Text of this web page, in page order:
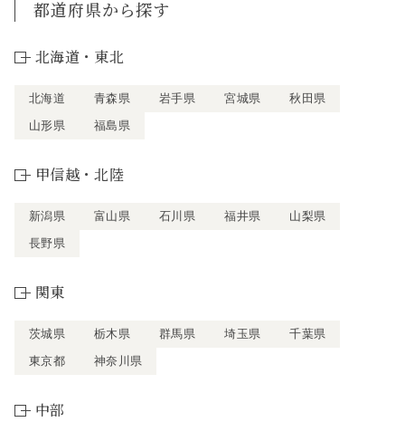
都道府県から探す
北海道・東北
北海道 青森県 岩手県 宮城県
秋田県
山形県
福島県
甲信越・北陸
新潟県 富山県 石川県 福井県
山梨県
長野県
関東
茨城県 栃木県 群馬県 埼玉県
千葉県
東京都
神奈川県
中部